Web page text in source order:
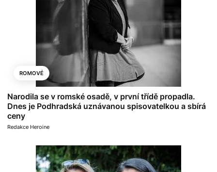
ROMOVÉ
Narodila se v romské osadě, v první třídě propadla.
Dnes je Podhradská uznávanou spisovatelkou a sbírá
ceny
Redakce Heroine